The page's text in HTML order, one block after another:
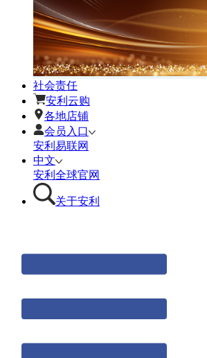
社会责任
安利云购
各地店铺
会员入口
安利易联网
中文
安利全球官网
关于安利